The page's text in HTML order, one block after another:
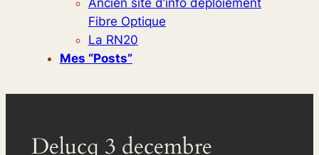
Ancien site d’info déploiement
Fibre Optique
La RN20
Mes “posts”
Delucq 3 decembre